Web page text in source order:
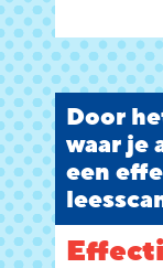
Door
waar je
een